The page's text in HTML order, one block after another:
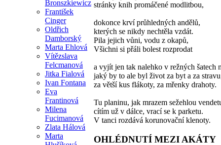
Bronszkiewicz
František
Cinger
Oldřich
Damborský
Marta Ehlová
Vítězslava
Felcmanová
Jitka Fialová
Ivan Fontana
Eva
Frantinová
Milena
Fucimanová
Zlata Hálová
Marta
stránky knih promáčené modlitbou,
dokonce krví průhledných andělů,
kterých se nikdy nechtěla vzdát.
Pila jejich vůni, vodu z okapů,
Všichni si přáli bolest rozprodat
a vyjít jen tak nalehko v režných šatech
jaký by to ale byl život za byt a za
za větší kus flákoty, za mřenky drahoty.
Tu planinu, jak mrazem sežehlou
cítím už v dálce, vrací se k parketu.
V tanci rozdává korunovační klenoty.
OHLÉDNUTÍ MEZI AKÁTY